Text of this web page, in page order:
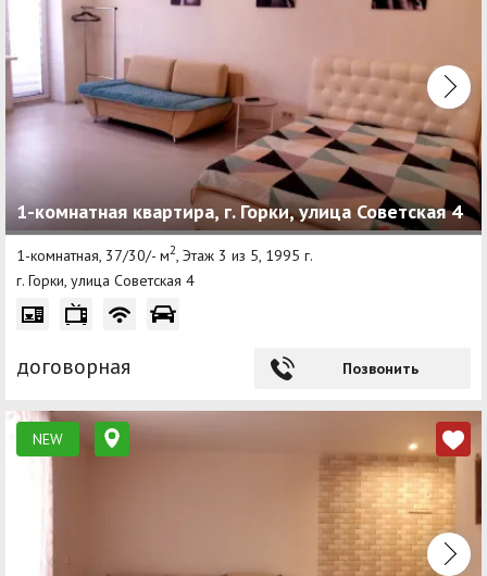
1-комнатная квартира, г. Горки, улица Советская 4
1-комнатная, 37/30/- м2 , Этаж 3 из 5, 1995 г.
г. Горки, улица Советская 4
договорная Позвонить
NEW